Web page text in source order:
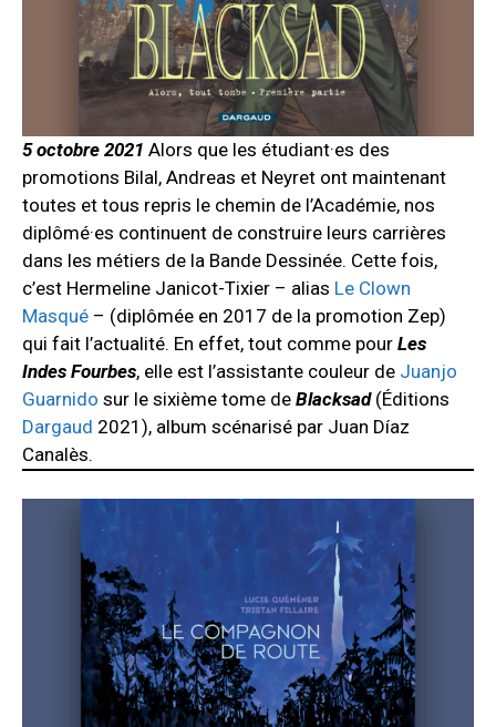
5 octobre 2021 Alors que les étudiant·es des
promotions Bilal, Andreas et Neyret ont maintenant
toutes et tous repris le chemin de l’Académie, nos
diplômé·es continuent de construire leurs carrières
dans les métiers de la Bande Dessinée. Cette fois,
c’est Hermeline Janicot-Tixier – alias Le Clown
Masqué – (diplômée en 2017 de la promotion Zep)
qui fait l’actualité. En effet, tout comme pour Les
Indes Fourbes, elle est l’assistante couleur de Juanjo
Guarnido sur le sixième tome de Blacksad(Éditions
Dargaud 2021), album scénarisé par Juan Díaz
Canalès.